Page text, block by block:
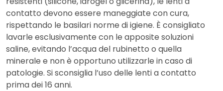
contatto devono essere maneggiate con cura,
rispettando le basilari norme di igiene. È consigliato
lavarle esclusivamente con le apposite soluzioni
saline, evitando l’acqua del rubinetto o quella
minerale e non è opportuno utilizzarle in caso di
patologie. Si sconsiglia l’uso delle lenti a contatto
prima dei 16 anni.